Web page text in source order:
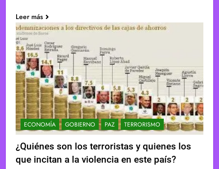
Leer más
ECONOMÍA GOBIERNO PAZ TERRORISMO
¿Quiénes son los terroristas y quienes los
que incitan a la violencia en este país?